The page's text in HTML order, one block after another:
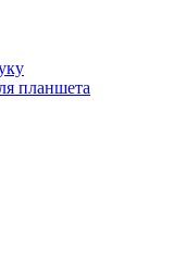
планшета